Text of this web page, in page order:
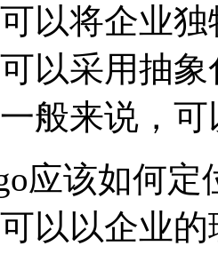
以将企业
以采用抽
般来说，
应该如何
以以企业